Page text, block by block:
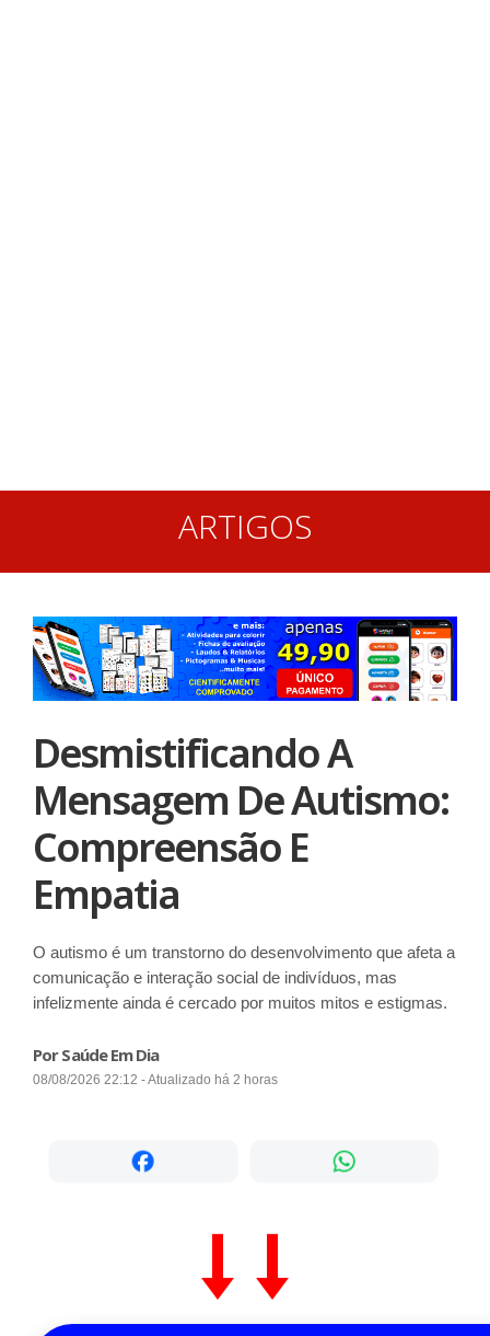
ARTIGOS
Desmistificando A
Mensagem De Autismo:
Compreensão E
Empatia
O autismo é um transtorno do desenvolvimento que afeta a
comunicação e interação social de indivíduos, mas
infelizmente ainda é cercado por muitos mitos e estigmas.
Por Saúde Em Dia
08/08/2026 22:12 - Atualizado há 2 horas